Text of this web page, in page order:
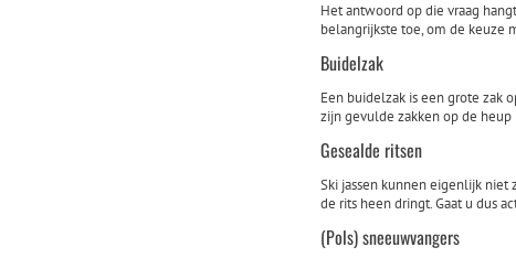
Het antwoord op die vraag
belangrijkste toe, om de keuze
Buidelzak
Een buidelzak is een grote zak
zijn gevulde zakken op de
Gesealde ritsen
Ski jassen kunnen eigenlijk
de rits heen dringt. Gaat u dus
(Pols) sneeuwvangers